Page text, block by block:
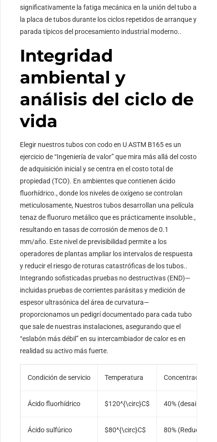
significativamente la fatiga mecánica en la unión del tubo a
la placa de tubos durante los ciclos repetidos de arranque y
parada típicos del procesamiento industrial moderno..
Integridad
ambiental y
análisis del ciclo de
vida
Elegir nuestros tubos con codo en U ASTM B165 es un
ejercicio de “Ingeniería de valor” que mira más allá del costo
de adquisición inicial y se centra en el costo total de
propiedad (TCO). En ambientes que contienen ácido
fluorhídrico., donde los niveles de oxígeno se controlan
meticulosamente, Nuestros tubos desarrollan una película
tenaz de fluoruro metálico que es prácticamente insoluble.,
resultando en tasas de corrosión de menos de 0.1
mm/año. Este nivel de previsibilidad permite a los
operadores de plantas ampliar los intervalos de respuesta
y reducir el riesgo de roturas catastróficas de los tubos..
Integrando sofisticadas pruebas no destructivas (END)—
incluidas pruebas de corrientes parásitas y medición de
espesor ultrasónica del área de curvatura—
proporcionamos un pedigrí documentado para cada tubo
que sale de nuestras instalaciones, asegurando que el
“eslabón más débil” en su intercambiador de calor es en
realidad su activo más fuerte.
Condición de servicio Temperatura Concentración
Ácido fluorhídrico $120^{\circ}C$ 40% (desaireado)
Ácido sulfúrico $80^{\circ}C$ 80% (Reducir)